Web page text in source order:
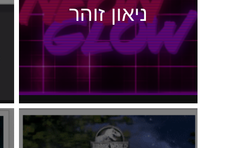
ניאון זוהר